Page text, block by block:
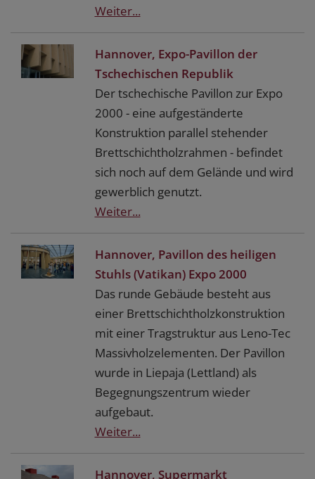
Weiter...
Hannover, Expo-Pavillon der
Tschechischen Republik
Der tschechische Pavillon zur Expo
2000 - eine aufgeständerte
Konstruktion parallel stehender
Brettschichtholzrahmen - befindet
sich noch auf dem Gelände und wird
gewerblich genutzt.
Weiter...
Hannover, Pavillon des heiligen
Stuhls (Vatikan) Expo 2000
Das runde Gebäude besteht aus
einer Brettschichtholzkonstruktion
mit einer Tragstruktur aus Leno-Tec
Massivholzelementen. Der Pavillon
wurde in Liepaja (Lettland) als
Begegnungszentrum wieder
aufgebaut.
Weiter...
Hannover, Supermarkt